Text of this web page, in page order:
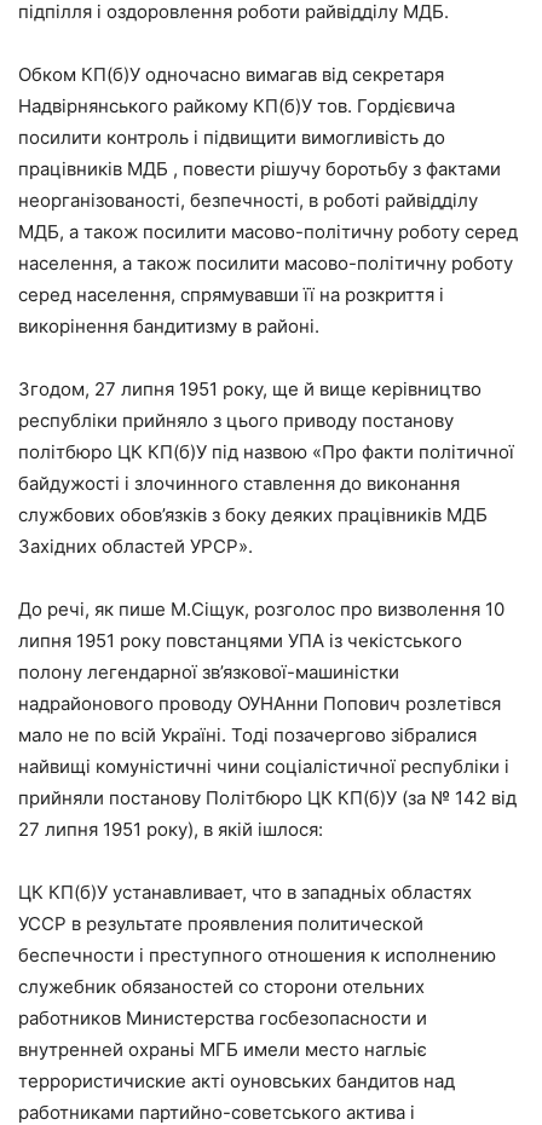
підпілля і оздоровлення роботи райвідділу МДБ.
Обком КП(б)У одночасно вимагав від секретаря
Надвірнянського райкому КП(б)У тов. Гордієвича
посилити контроль і підвищити вимогливість до
працівників МДБ , повести рішучу боротьбу з фактами
неорганізованості, безпечності, в роботі райвідділу
МДБ, а також посилити масово-політичну роботу серед
населення, а також посилити масово-політичну роботу
серед населення, спрямувавши її на розкриття і
викорінення бандитизму в районі.
Згодом, 27 липня 1951 року, ще й вище керівництво
республіки прийняло з цього приводу постанову
політбюро ЦК КП(б)У під назвою «Про факти політичної
байдужості і злочинного ставлення до виконання
службових обов’язків з боку деяких працівників МДБ
Західних областей УРСР».
До речі, як пише М.Сіщук, розголос про визволення 10
липня 1951 року повстанцями УПА із чекістського
полону легендарної зв’язкової-машиністки
надрайонового проводу ОУНАнни Попович розлетівся
мало не по всій Україні. Тоді позачергово зібралися
найвищі комуністичні чини соціалістичної республіки і
прийняли постанову Політбюро ЦК КП(б)У (за № 142 від
27 липня 1951 року), в якій ішлося:
ЦК КП(б)У устанавливает, что в западньіх областях
УССР в результате проявления политической
беспечности і преступного отношения к исполнению
служебник обязаностей со сторони отельних
работников Министерства госбезопасности и
внутренней охраньі МГБ имели место нагльіє
террористичиские акті оуновських бандитов над
работниками партийно-советського актива і